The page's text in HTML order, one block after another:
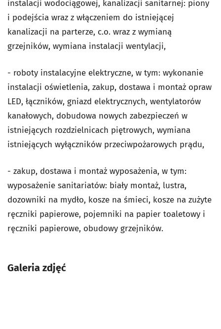
instalacji wodociągowej, kanalizacji sanitarnej: piony
i podejścia wraz z włączeniem do istniejącej
kanalizacji na parterze, c.o. wraz z wymianą
grzejników, wymiana instalacji wentylacji,
- roboty instalacyjne elektryczne, w tym: wykonanie
instalacji oświetlenia, zakup, dostawa i montaż opraw
LED, łączników, gniazd elektrycznych, wentylatorów
kanałowych, dobudowa nowych zabezpieczeń w
istniejących rozdzielnicach piętrowych, wymiana
istniejących wyłączników przeciwpożarowych prądu,
- zakup, dostawa i montaż wyposażenia, w tym:
wyposażenie sanitariatów: biały montaż, lustra,
dozowniki na mydło, kosze na śmieci, kosze na zużyte
ręczniki papierowe, pojemniki na papier toaletowy i
ręczniki papierowe, obudowy grzejników.
Galeria zdjęć